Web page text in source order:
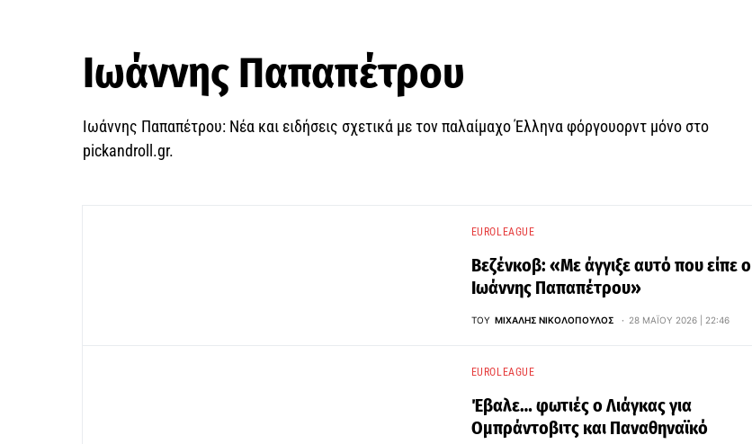
Ιωάννης Παπαπέτρου
Ιωάννης Παπαπέτρου: Νέα και ειδήσεις σχετικά με τον παλαίμαχο Έλληνα φόργουορντ μόνο στο
pickandroll.gr.
EUROLEAGUE
Βεζένκοβ: «Με άγγιξε αυτό που είπε ο
Ιωάννης Παπαπέτρου»
ΤΟΥ ΜΙΧΆΛΗΣ ΝΙΚΟΛΌΠΟΥΛΟΣ 28 ΜΑΪ́ΟΥ 2026 | 22:46
EUROLEAGUE
Έβαλε… φωτιές ο Λιάγκας για
Ομπράντοβιτς και Παναθηναϊκό